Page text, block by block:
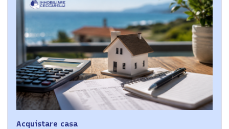
Acquistare casa